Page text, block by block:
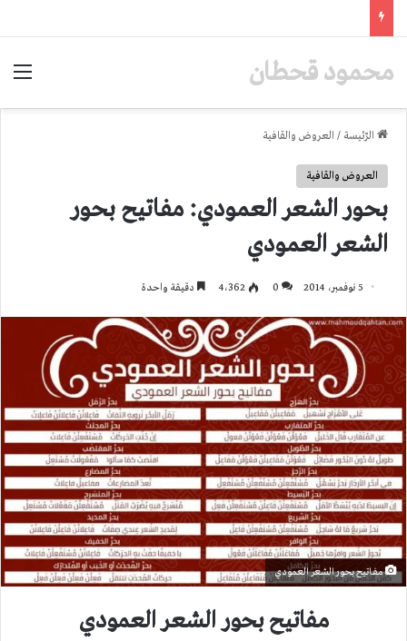
محمود قحطان
الرّئيسة / العروض والقافية
العروض والقافية
بحور الشعر العمودي: مفاتيح بحور
الشعر العمودي
5 نوفمبر، 2014 0 4٬362 دقيقة واحدة
مفاتيح بحور الشعر العمودي
مفاتيح بحور الشعر العمودي